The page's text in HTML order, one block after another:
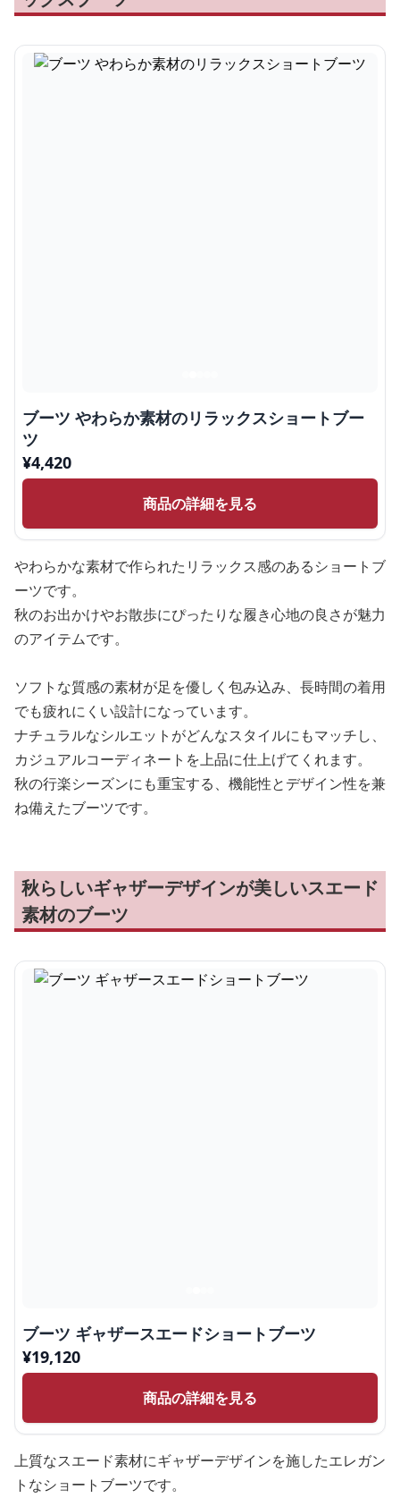
ブーツ やわらか素材のリラックスショートブー
ツ
¥4,420
商品の詳細を見る
やわらかな素材で作られたリラックス感のあるショートブ
ーツです。
秋のお出かけやお散歩にぴったりな履き心地の良さが魅力
のアイテムです。
ソフトな質感の素材が足を優しく包み込み、長時間の着用
でも疲れにくい設計になっています。
ナチュラルなシルエットがどんなスタイルにもマッチし、
カジュアルコーディネートを上品に仕上げてくれます。
秋の行楽シーズンにも重宝する、機能性とデザイン性を兼
ね備えたブーツです。
秋らしいギャザーデザインが美しいスエード
素材のブーツ
ブーツ ギャザースエードショートブーツ
¥19,120
商品の詳細を見る
上質なスエード素材にギャザーデザインを施したエレガン
トなショートブーツです。